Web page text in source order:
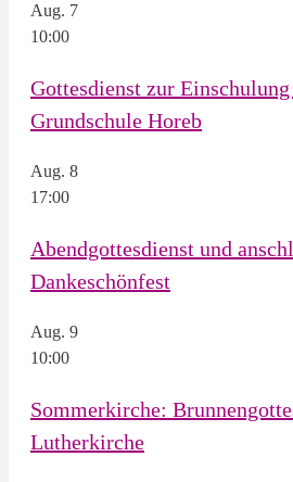
Aug. 7
10:00
Gottesdienst zur
Grundschule Horeb
Aug. 8
17:00
Abendgottesdienst und
Dankeschönfest
Aug. 9
10:00
Sommerkirche:
Lutherkirche